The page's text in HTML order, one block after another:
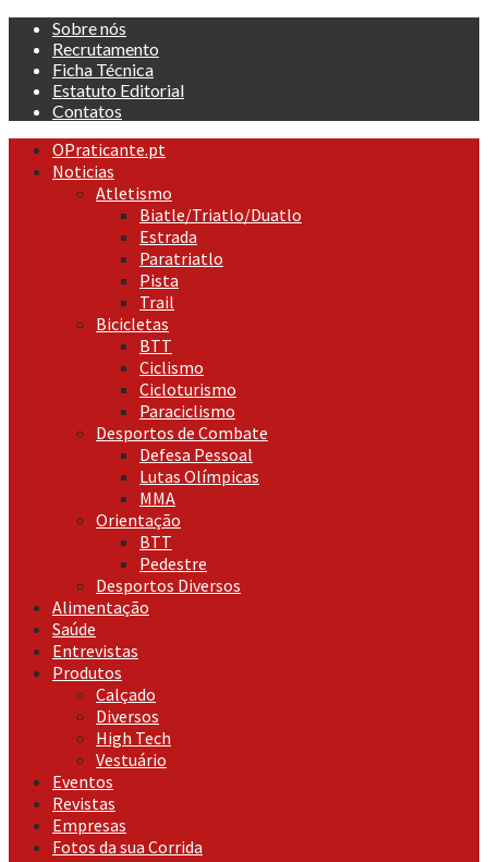
Skip
content
Sobre nós
Recrutamento
Ficha Técnica
Estatuto Editorial
Contatos
Primary
Menu
OPraticante.pt
Noticias
Atletismo
Biatle/Triatlo/Duatlo
Estrada
Paratriatlo
Pista
Trail
Bicicletas
BTT
Ciclismo
Cicloturismo
Paraciclismo
Desportos de Combate
Defesa Pessoal
Lutas Olímpicas
MMA
Orientação
BTT
Pedestre
Desportos Diversos
Alimentação
Saúde
Entrevistas
Produtos
Calçado
Diversos
High Tech
Vestuário
Eventos
Revistas
Empresas
Fotos da sua Corrida